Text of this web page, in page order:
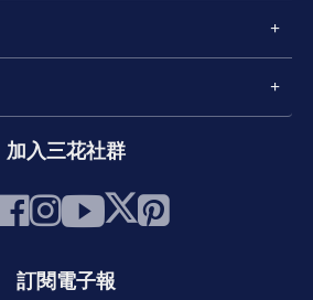
加入三花社群
訂閱電子報